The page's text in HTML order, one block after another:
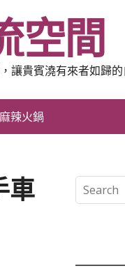
空間
讓貴賓澆有來者如歸的
麻辣火鍋
車